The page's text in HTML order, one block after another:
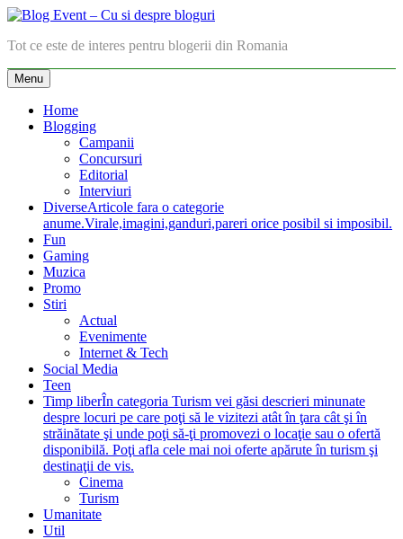
Skip
content
Blog Event – Cu si despre bloguri
Tot ce este de interes pentru blogerii din Romania
Menu
Home
Blogging
Campanii
Concursuri
Editorial
Interviuri
DiverseArticole fara o categorie
anume.Virale,imagini,ganduri,pareri orice posibil si imposibil.
Fun
Gaming
Muzica
Promo
Stiri
Actual
Evenimente
Internet & Tech
Social Media
Teen
Timp liberÎn categoria Turism vei găsi descrieri minunate
despre locuri pe care poţi să le vizitezi atât în ţara cât şi în
străinătate şi unde poţi să-ţi promovezi o locaţie sau o ofertă
disponibilă. Poţi afla cele mai noi oferte apărute în turism şi
destinaţii de vis.
Cinema
Turism
Umanitate
Util